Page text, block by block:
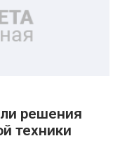
решения
техники